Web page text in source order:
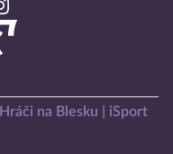
Hráči na Blesku
iSport